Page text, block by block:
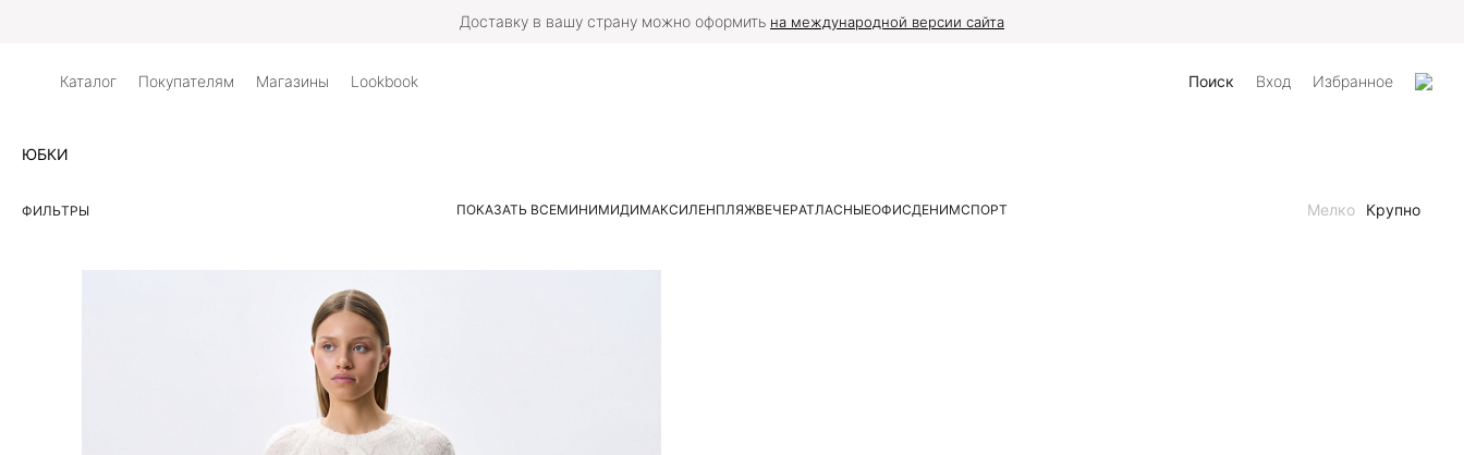
Доставку в вашу страну можно оформить на международной версии сайта
Каталог Покупателям Магазины Lookbook Поиск Вход Избранное
ЮБКИ
ФИЛЬТРЫ ПОКАЗАТЬ ВСЕМИНИМИДИМАКСИЛЕНПЛЯЖВЕЧЕРАТЛАСНЫЕОФИСДЕНИМСПОРТ Мелко Крупно